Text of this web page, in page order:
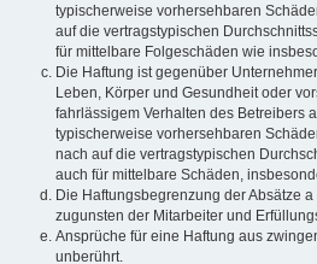
typischerweise vorhersehbaren
auf die vertragstypischen
für mittelbare Folgeschäden wie
Die Haftung ist gegenüber
Leben, Körper und Gesundheit oder
fahrlässigem Verhalten des Betreibers
typischerweise vorhersehbaren
nach auf die vertragstypischen
auch für mittelbare Schäden,
Die Haftungsbegrenzung der Absätze
zugunsten der Mitarbeiter und
Ansprüche für eine Haftung aus
unberührt.